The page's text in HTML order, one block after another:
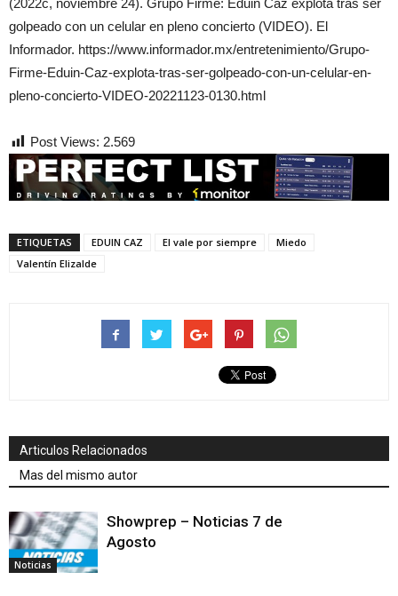
golpeado con un celular en pleno concierto (VIDEO). El
Informador. https://www.informador.mx/entretenimiento/Grupo-
Firme-Eduin-Caz-explota-tras-ser-golpeado-con-un-celular-en-
pleno-concierto-VIDEO-20221123-0130.html
Post Views: 2.569
ETIQUETAS EDUIN CAZ El vale por siempre
Miedo
Valentín Elizalde
Articulos Relacionados
Mas del mismo autor
Noticias
Showprep – Noticias 7 de
Agosto